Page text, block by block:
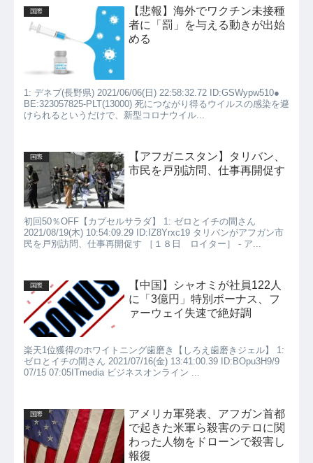
国際
【悲報】海外でワクチン未接種
者に「罰」を与える動きが出始
める
1: デネブ(長野県) 2021/06/06(日) 22:58:32.72 ID:GSWypw510●
BE:323057825-PLT(13000) 死につながり得るウイルスの感染を避
けられるというだけで、新型コロナウイル...
国際
【アフガニスタン】タリバン、
市民を戸別訪問、仕事再開促す
初回50％OFF【カプセルサラダ】 1: ゼロとイチの間さん
2021/08/19(木) 10:54:09.29 ID:IZ8Yrxc19 タリバンがアフガン市
民を戸別訪問、仕事再開促す ［１８日 ロイター］ - ア...
国際
【中国】シャオミが社員122人
に「3億円」特別ボーナス、フ
ァーウェイ失速で絶好調
楽天1位獲得のホワイトニング歯磨き【しろえ歯磨きジェル】 1:
ゼロとイチの間さん 2021/07/16(金) 13:41:00.39 ID:BOpu3H9/9
07/15 07:05ITmedia ビジネスオンライン ...
国際
アメリカ軍発表、アフガン首都
で起きた米軍ら殺害のテロに関
わった人物をドローンで殺害し
報復